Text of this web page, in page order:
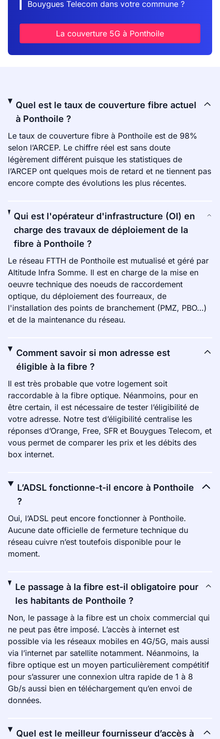
Bouygues Telecom dans votre commune ?
La couverture 5G à Ponthoile
Quel est le taux de couverture fibre actuel
à Ponthoile ?
Le taux de couverture fibre à Ponthoile est de 98%
selon l’ARCEP. Le chiffre réel est sans doute
légèrement différent puisque les statistiques de
l’ARCEP ont quelques mois de retard et ne tiennent pas
encore compte des évolutions les plus récentes.
Qui est l'opérateur d'infrastructure (OI) en
charge des travaux de déploiement de la
fibre à Ponthoile ?
Le réseau FTTH de Ponthoile est mutualisé et géré par
Altitude Infra Somme. Il est en charge de la mise en
oeuvre technique des noeuds de raccordement
optique, du déploiement des fourreaux, de
l'installation des points de branchement (PMZ, PBO…)
et de la maintenance du réseau.
Comment savoir si mon adresse est
éligible à la fibre ?
Il est très probable que votre logement soit
raccordable à la fibre optique. Néanmoins, pour en
être certain, il est nécessaire de tester l’éligibilité de
votre adresse. Notre test d’éligibilité centralise les
réponses d’Orange, Free, SFR et Bouygues Telecom, et
vous permet de comparer les prix et les débits des
box internet.
L’ADSL fonctionne-t-il encore à Ponthoile
?
Oui, l’ADSL peut encore fonctionner à Ponthoile.
Aucune date officielle de fermeture technique du
réseau cuivre n’est toutefois disponible pour le
moment.
Le passage à la fibre est-il obligatoire pour
les habitants de Ponthoile ?
Non, le passage à la fibre est un choix commercial qui
ne peut pas être imposé. L’accès à internet est
possible via les réseaux mobiles en 4G/5G, mais aussi
via l’internet par satellite notamment. Néanmoins, la
fibre optique est un moyen particulièrement compétitif
pour s’assurer une connexion ultra rapide de 1 à 8
Gb/s aussi bien en téléchargement qu’en envoi de
données.
Quel est le meilleur fournisseur d’accès à